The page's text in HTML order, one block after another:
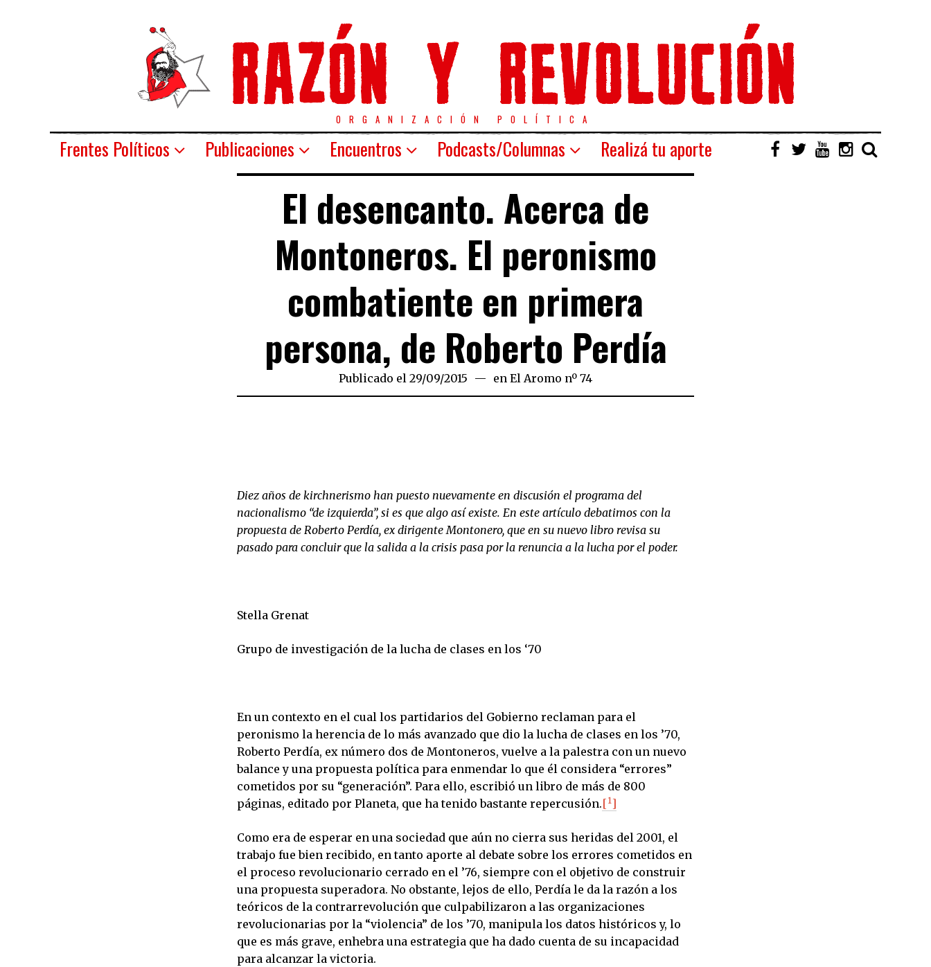
ORGANIZACIÓN POLÍTICA
Frentes Políticos Publicaciones Encuentros Podcasts/Columnas Realizá tu aporte
El desencanto. Acerca de
Montoneros. El peronismo
combatiente en primera
persona, de Roberto Perdía
Publicado el 29/09/2015 en El Aromo nº 74
Diez años de kirchnerismo han puesto nuevamente en discusión el programa del
nacionalismo “de izquierda”, si es que algo así existe. En este artículo debatimos con la
propuesta de Roberto Perdía, ex dirigente Montonero, que en su nuevo libro revisa su
pasado para concluir que la salida a la crisis pasa por la renuncia a la lucha por el poder.
Stella Grenat
Grupo de investigación de la lucha de clases en los ‘70
En un contexto en el cual los partidarios del Gobierno reclaman para el
peronismo la herencia de lo más avanzado que dio la lucha de clases en los ’70,
Roberto Perdía, ex número dos de Montoneros, vuelve a la palestra con un nuevo
balance y una propuesta política para enmendar lo que él considera “errores”
cometidos por su “generación”. Para ello, escribió un libro de más de 800
páginas, editado por Planeta, que ha tenido bastante repercusión.[ 1 ]
Como era de esperar en una sociedad que aún no cierra sus heridas del 2001, el
trabajo fue bien recibido, en tanto aporte al debate sobre los errores cometidos en
el proceso revolucionario cerrado en el ’76, siempre con el objetivo de construir
una propuesta superadora. No obstante, lejos de ello, Perdía le da la razón a los
teóricos de la contrarrevolución que culpabilizaron a las organizaciones
revolucionarias por la “violencia” de los ’70, manipula los datos históricos y, lo
que es más grave, enhebra una estrategia que ha dado cuenta de su incapacidad
para alcanzar la victoria.